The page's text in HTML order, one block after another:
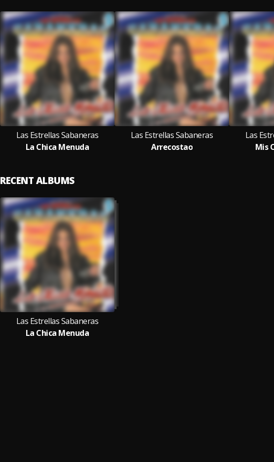
Las Estrellas Sabaneras
La Chica Menuda
Las Estrellas Sabaneras
Arrecostao
Las
Mis
RECENT ALBUMS
Las Estrellas Sabaneras
La Chica Menuda